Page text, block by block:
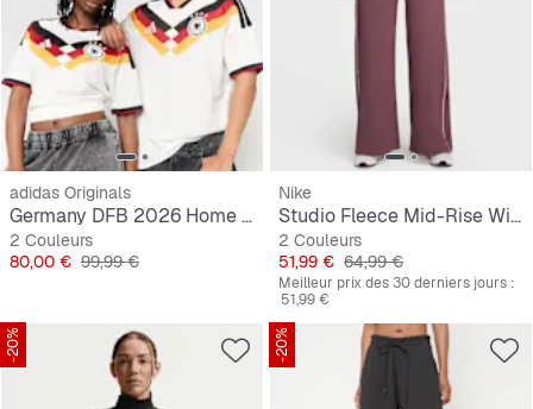
adidas Originals
Germany DFB 2026 Home Jersey
2 Couleurs
Prix
80,00 € Prix original
99,99 €
Nike
Studio Fleece Mid-Rise Wide-Leg Scallop Pants
2 Couleurs
Prix
51,99 € Prix original
64,99 €
Meilleur prix des 30 derniers jours :
51,99 €
-20% -20%